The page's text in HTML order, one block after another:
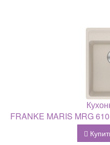
FRANKE MARIS MRG